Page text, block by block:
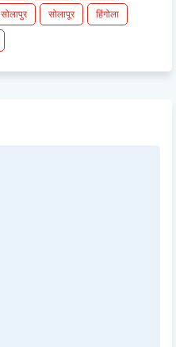
सोलापुर सोलापूर
हिंगोला